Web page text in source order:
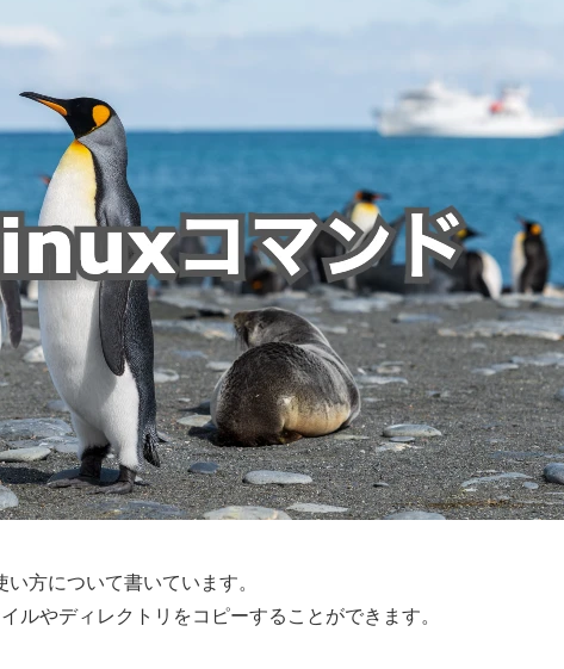
方について書いています。
ルやディレクトリをコピーすることができます。